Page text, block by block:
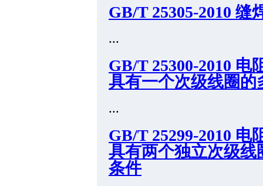
GB/T 25305-2010 缝
...
GB/T 25300-2010
具有一个次级线圈
...
GB/T 25299-2010
具有两个独立次级
条件